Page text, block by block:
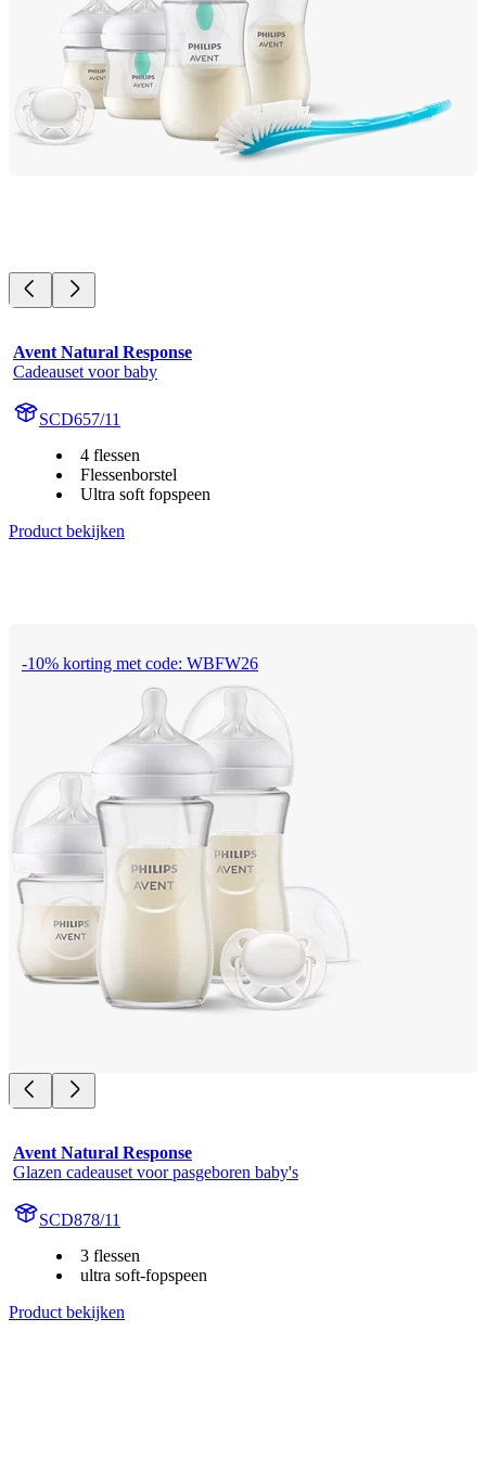
Avent Natural Response
Cadeauset voor baby
SCD657/11
4 flessen
Flessenborstel
Ultra soft fopspeen
Product bekijken
-10% korting met code: WBFW26
Avent Natural Response
Glazen cadeauset voor pasgeboren baby's
SCD878/11
3 flessen
ultra soft-fopspeen
Product bekijken